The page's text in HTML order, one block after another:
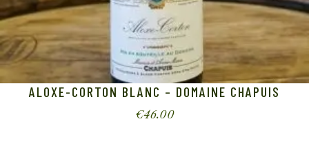
ALOXE-CORTON BLANC – DOMAINE CHAPUIS
€46.00